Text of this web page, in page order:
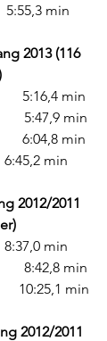
4. 	Flora	 Groth	 5:55,3 min
2013 (116
🥇 	Tim 	Biedermann 	5:16,4 min
13. 	Lucas 	Menzel	 5:47,9 min
15.	 Levin 	Pachur	6:04,8 min
56.	Max	Stock	6:45,2 min
2012/2011
🥇	Anna	Ohmayer	8:37,0 min
🥈 	Mattea	 Rueß	 8:42,8 min
	13.	Annika Stoll	10:25,1 min
2012/2011